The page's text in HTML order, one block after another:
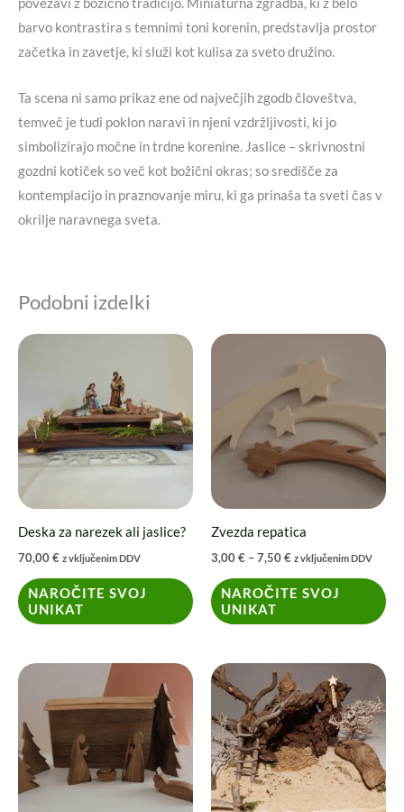
povezavi z božično tradicijo. Miniaturna zgradba, ki z belo
barvo kontrastira s temnimi toni korenin, predstavlja prostor
začetka in zavetje, ki služi kot kulisa za sveto družino.
Ta scena ni samo prikaz ene od največjih zgodb človeštva,
temveč je tudi poklon naravi in njeni vzdržljivosti, ki jo
simbolizirajo močne in trdne korenine. Jaslice – skrivnostni
gozdni kotiček so več kot božični okras; so središče za
kontemplacijo in praznovanje miru, ki ga prinaša ta sveti čas v
okrilje naravnega sveta.
Podobni izdelki
Deska za narezek ali jaslice?
70,00€ z vključenim DDV
NAROČITE SVOJ
UNIKAT
Ta
več
različic.
Možnosti
lahko
na
strani
izdelka
Zvezda repatica
3,00€ –7,50€
razpon:
3,00 €
do
7,50 €
z vključenim DDV
NAROČITE SVOJ
UNIKAT
Ta
različic.
Možnosti
lahko
na
strani
izdelka
razpon:
od
80,00 €
do
100,00 €
Ta
izdelek
ima
več
različic.
Možnosti